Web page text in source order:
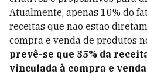
Atualmente, apenas 10% do
receitas que não estão
compra e venda de produtos
prevê-se que 35% da
vinculada à compra e